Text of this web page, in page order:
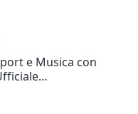
e Musica con